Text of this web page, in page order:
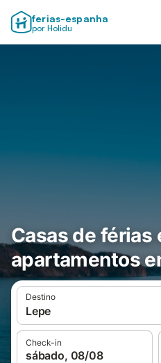
ferias-espanha
por Holidu
Casas de férias
apartamentos
Destino
Lepe
Check-in
sábado, 08/08